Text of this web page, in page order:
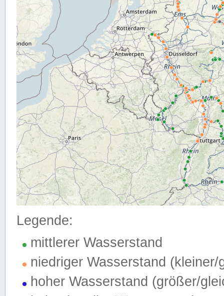
Legende:
mittlerer Wasserstand
niedriger Wasserstand (kleiner/
hoher Wasserstand (größer/